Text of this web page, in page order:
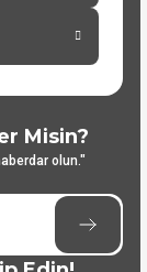
Misin?
olun."